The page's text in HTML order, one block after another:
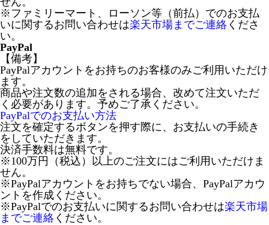
※ファミリーマート、ローソン等（前払）でのお支払
いに関するお問い合わせは楽天市場までご連絡 くださ
い。
PayPal
【備考】
PayPalアカウントをお持ちのお客様のみご利用いただけ
ます。
商品や注文数の追加をされる場合、改めて注文いただ
く必要があります。予めご了承ください。
PayPalでのお支払い方法
注文を確定するボタンを押す際に、お支払いの手続き
をしていただきます。
決済手数料は無料です。
※100万円（税込）以上のご注文にはご利用いただけま
せん。
※PayPalアカウントをお持ちでない場合、PayPalアカウ
ントを作成ください。
※PayPalでのお支払いに関するお問い合わせは楽天市場
までご連絡 ください。